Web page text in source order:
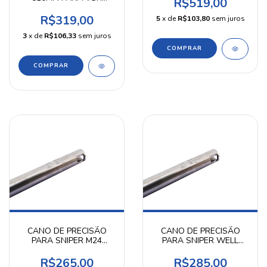
- MAPLE LEAF
R$319,00
3 x deR$106,33 sem juros
R$519,00
5 x deR$103,80 sem juros
COMPRAR
CANO DE PRECISÃO
PARA SNIPER M24
MM KPP
R$265,00
CANO DE PRECISÃO
PARA SNIPER WELL
MM KPP
R$285,00